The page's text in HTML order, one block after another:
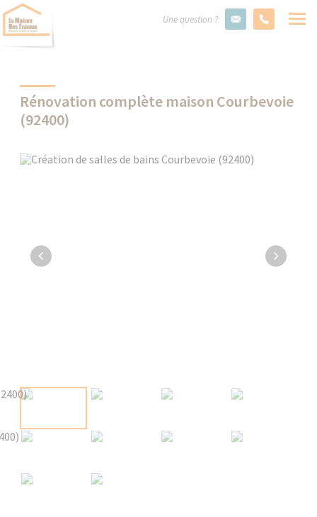
Une question ?
Rénovation complète maison Courbevoie
(92400)